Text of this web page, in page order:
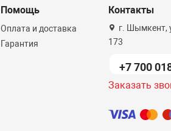
Помощь
Оплата и доставка
Гарантия
Контакты
г. Шымкент,
173
+7 700
Заказать